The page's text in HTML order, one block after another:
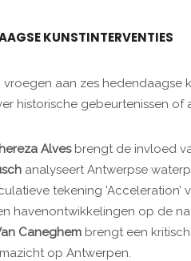
KUNSTINTERVENTIES
vroegen aan zes hedendaagse
historische gebeurtenissen of
Alvesbrengt de invloed
analyseert Antwerpse
tekening 'Acceleration’
havenontwikkelingen op de
Caneghem brengt een
op Antwerpen.